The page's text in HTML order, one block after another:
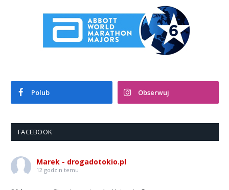
Polub Obserwuj
FACEBOOK
Marek - drogadotokio.pl
12 godzin temu